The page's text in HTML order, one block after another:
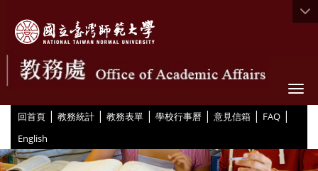
回首頁 | 教務統計 | 教務表單 | 學校行事曆 | 意見信箱 | FAQ |
English